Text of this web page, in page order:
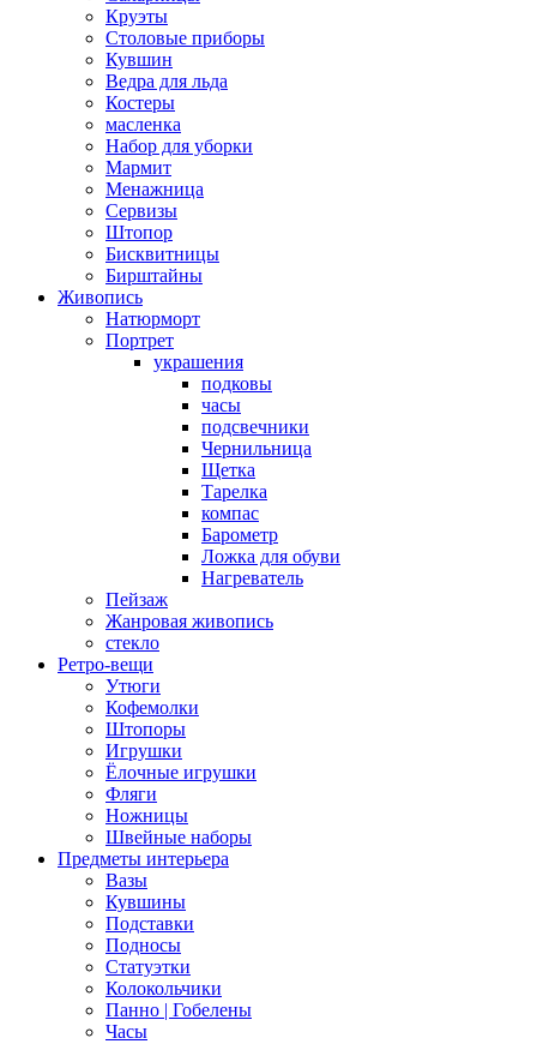
Круэты
Столовые приборы
Кувшин
Ведра для льда
Костеры
масленка
Набор для уборки
Мармит
Менажница
Сервизы
Штопор
Бисквитницы
Бирштайны
Живопись
Натюрморт
Портрет
украшения
подковы
часы
подсвечники
Чернильница
Щетка
Тарелка
компас
Барометр
Ложка для обуви
Нагреватель
Пейзаж
Жанровая живопись
стекло
Ретро-вещи
Утюги
Кофемолки
Штопоры
Игрушки
Ёлочные игрушки
Фляги
Ножницы
Швейные наборы
Предметы интерьера
Вазы
Кувшины
Подставки
Подносы
Статуэтки
Колокольчики
Панно | Гобелены
Часы